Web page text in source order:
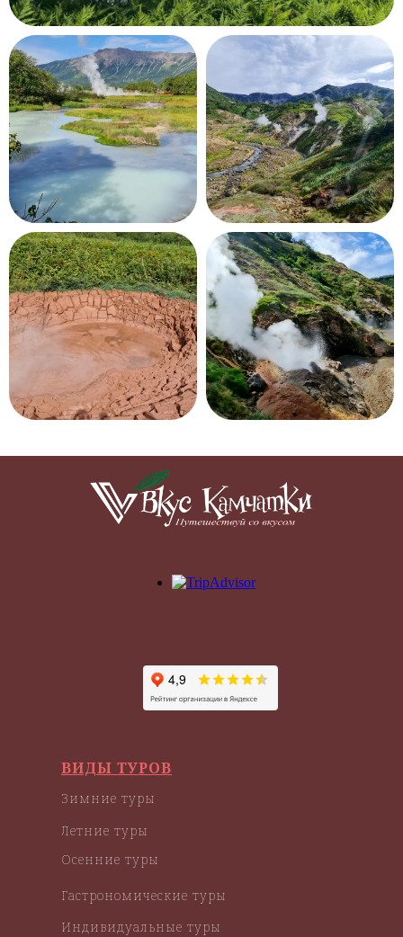
ВИДЫ ТУРОВ
Гастрономические туры
Осенние туры
Летние туры
Зимние туры
Индивидуальные туры